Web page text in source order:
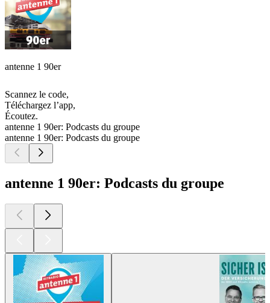
antenne 1 90er
Scannez le code,
Téléchargez l’app,
Écoutez.
antenne 1 90er: Podcasts du groupe
antenne 1 90er: Podcasts du groupe
antenne 1 90er: Podcasts du groupe